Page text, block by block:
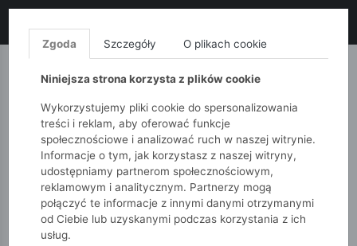
MONNARI QUIOSQUE
51015kids Nowości
Zgoda Szczegóły O plikach cookie
Niniejsza strona korzysta z plików cookie
Wykorzystujemy pliki cookie do spersonalizowania
treści i reklam, aby oferować funkcje
społecznościowe i analizować ruch w naszej witrynie.
Informacje o tym, jak korzystasz z naszej witryny,
udostępniamy partnerom społecznościowym,
reklamowym i analitycznym. Partnerzy mogą
połączyć te informacje z innymi danymi otrzymanymi
od Ciebie lub uzyskanymi podczas korzystania z ich
usług.